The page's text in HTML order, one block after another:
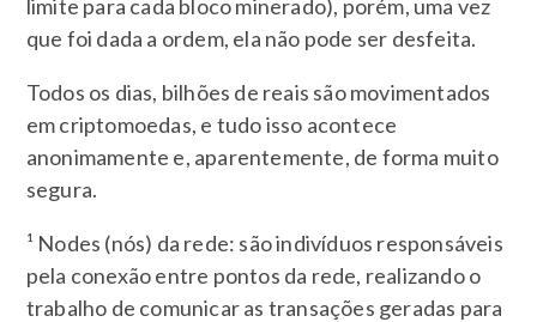
limite para cada bloco minerado), porém, uma vez
que foi dada a ordem, ela não pode ser desfeita.
Todos os dias, bilhões de reais são movimentados
em criptomoedas, e tudo isso acontece
anonimamente e, aparentemente, de forma muito
segura.
¹ Nodes (nós) da rede: são indivíduos responsáveis
pela conexão entre pontos da rede, realizando o
trabalho de comunicar as transações geradas para